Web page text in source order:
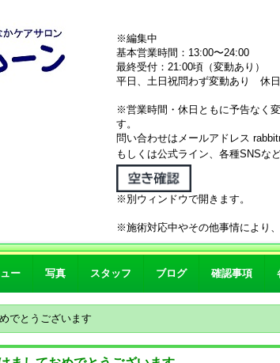
※編集中
基本営業時間：13:00〜24:00
最終受付：21:00頃（変動あり）
平日、土日祝問わず変動あり 休
※営業時間・休日ともに予告なく
す。
問い合わせはメールアドレス
もしくは公式ライン、各種SNSな
※別ウィンドウで開きます。
※施術対応中やその他事情により
ー 写真 スタッフ ブログ 確認事項
でとうございます